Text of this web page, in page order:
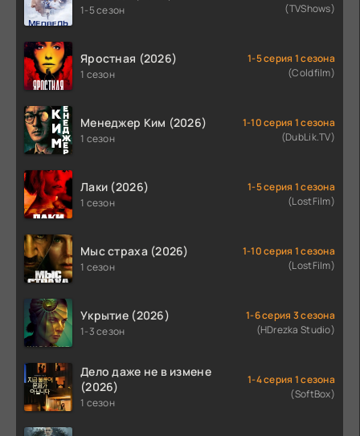
1-5 сезон
(TVShows)
Яростная (2026)
1 сезон
1-5 серия 1 сезона
(Coldfilm)
Менеджер Ким (2026)
1 сезон
1-10 серия 1 сезона
(DubLik.TV)
Лаки (2026)
1 сезон
1-5 серия 1 сезона
(LostFilm)
Мыс страха (2026)
1 сезон
1-10 серия 1 сезона
(LostFilm)
Укрытие (2026)
1-3 сезон
1-6 серия 3 сезона
(HDrezka Studio)
Дело даже не в измене
(2026)
1 сезон
1-4 серия 1 сезона
(SoftBox)